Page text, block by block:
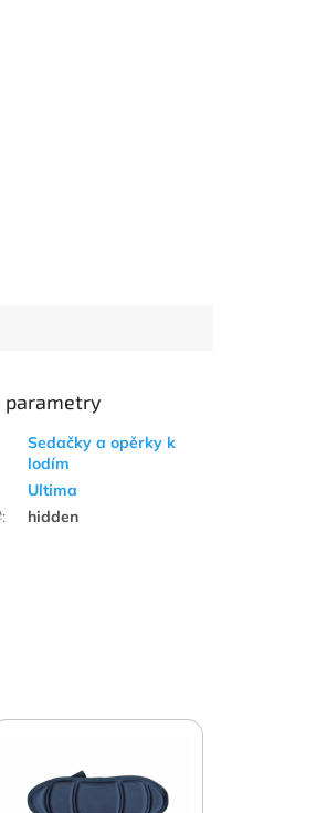
parametry
Sedačky a opěrky k
lodím
Ultima
: hidden